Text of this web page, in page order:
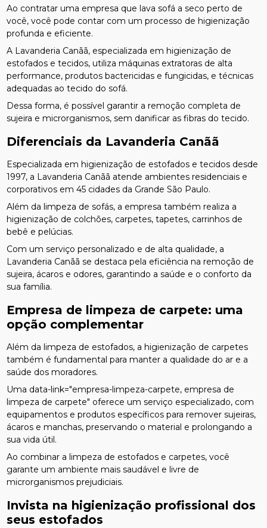
Ao contratar uma empresa que lava sofá a seco perto de
você, você pode contar com um processo de higienização
profunda e eficiente.
A Lavanderia Canãã, especializada em higienização de
estofados e tecidos, utiliza máquinas extratoras de alta
performance, produtos bactericidas e fungicidas, e técnicas
adequadas ao tecido do sofá.
Dessa forma, é possível garantir a remoção completa de
sujeira e microrganismos, sem danificar as fibras do tecido.
Diferenciais da Lavanderia Canãã
Especializada em higienização de estofados e tecidos desde
1997, a Lavanderia Canãã atende ambientes residenciais e
corporativos em 45 cidades da Grande São Paulo.
Além da limpeza de sofás, a empresa também realiza a
higienização de colchões, carpetes, tapetes, carrinhos de
bebê e pelúcias.
Com um serviço personalizado e de alta qualidade, a
Lavanderia Canãã se destaca pela eficiência na remoção de
sujeira, ácaros e odores, garantindo a saúde e o conforto da
sua família.
Empresa de limpeza de carpete: uma
opção complementar
Além da limpeza de estofados, a higienização de carpetes
também é fundamental para manter a qualidade do ar e a
saúde dos moradores.
Uma data-link="empresa-limpeza-carpete, empresa de
limpeza de carpete" oferece um serviço especializado, com
equipamentos e produtos específicos para remover sujeiras,
ácaros e manchas, preservando o material e prolongando a
sua vida útil.
Ao combinar a limpeza de estofados e carpetes, você
garante um ambiente mais saudável e livre de
microrganismos prejudiciais.
Invista na higienização profissional dos
seus estofados